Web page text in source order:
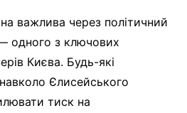
важлива через політичний
одного з ключових
Києва. Будь-які
Єлисейського
тиск на